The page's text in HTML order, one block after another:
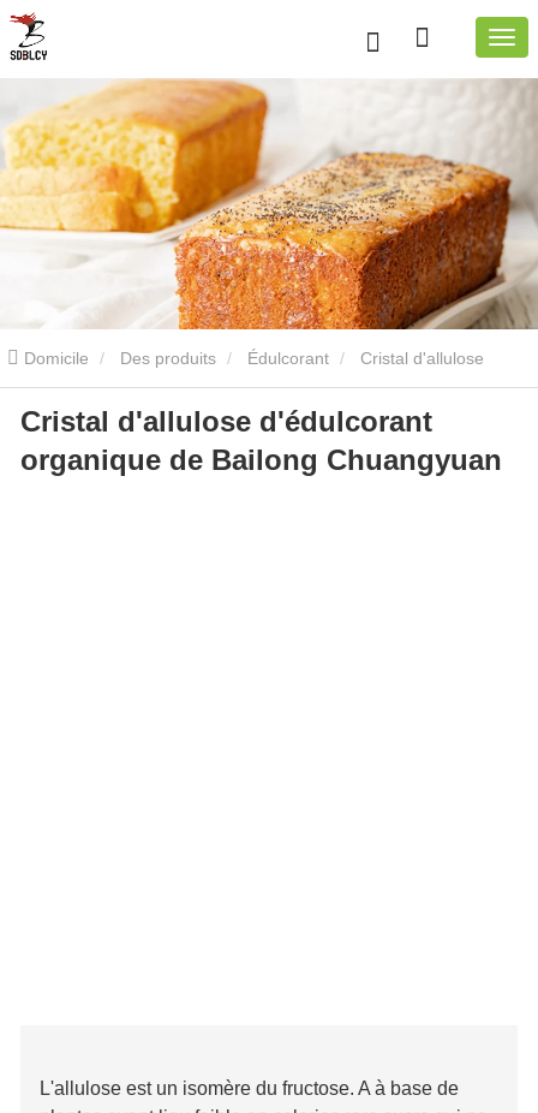
Domicile Des produits Édulcorant Cristal d'allulose
organique Swe biologique
Cristal d'allulose d'édulcorant
organique de Bailong Chuangyuan
L'allulose est un isomère du fructose. A à base de